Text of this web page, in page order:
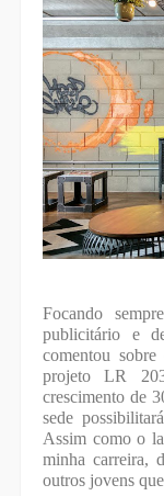
Focando
publicitário e
comentou
projeto LR
crescimento de
sede
Assim como o
minha carreira,
outros jovens